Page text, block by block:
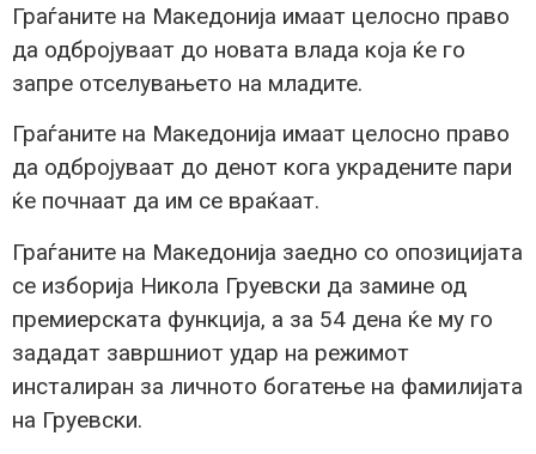
Граѓаните на Македонија имаат целосно право
да одбројуваат до новата влада која ќе го
запре отселувањето на младите.
Граѓаните на Македонија имаат целосно право
да одбројуваат до денот кога украдените пари
ќе почнаат да им се враќаат.
Граѓаните на Македонија заедно со опозицијата
се изборија Никола Груевски да замине од
премиерската функција, а за 54 дена ќе му го
зададат завршниот удар на режимот
инсталиран за личното богатење на фамилијата
на Груевски.